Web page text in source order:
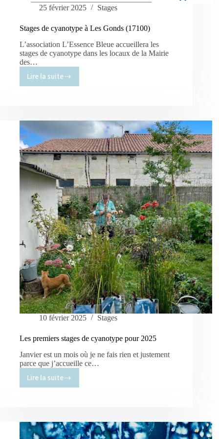
25 février 2025 Stages
Stages de cyanotype à Les Gonds (17100)
L’association L’Essence Bleue accueillera les
stages de cyanotype dans les locaux de la Mairie
des…
Lire la suite
Stages
Les
Gonds
(17100)
10 février 2025 Stages
Les premiers stages de cyanotype pour 2025
Janvier est un mois où je ne fais rien et justement
parce que j’accueille ce…
Lire la suite
Les
cyanotype
pour